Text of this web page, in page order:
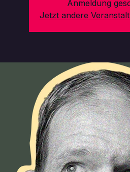
Anmeldung
Jetzt andere